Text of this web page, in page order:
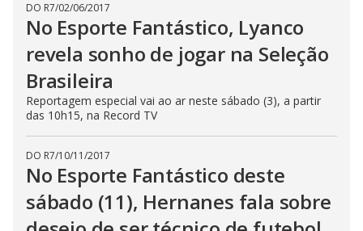
DO R7/02/06/2017
No Esporte Fantástico, Lyanco
revela sonho de jogar na Seleção
Brasileira
Reportagem especial vai ao ar neste sábado (3), a partir
das 10h15, na Record TV
DO R7/10/11/2017
No Esporte Fantástico deste
sábado (11), Hernanes fala sobre